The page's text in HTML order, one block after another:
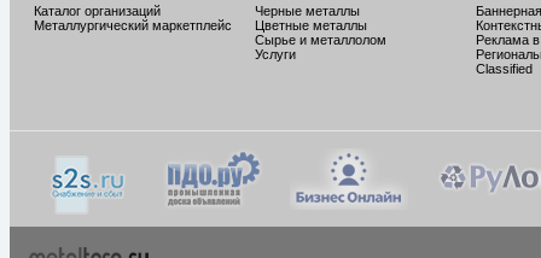
Каталог организаций
Металлургический маркетплейс
Черные металлы
Цветные металлы
Сырье и металлолом
Услуги
Реклама
Classified